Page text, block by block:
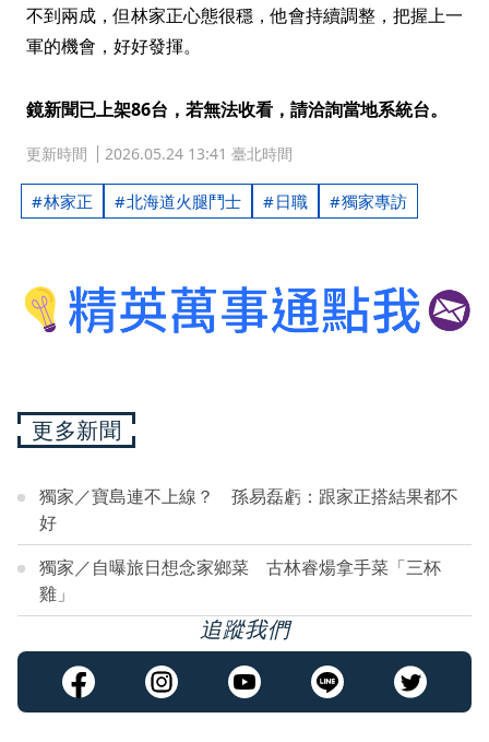
不到兩成，但林家正心態很穩，他會持續調整，把握上一
軍的機會，好好發揮。
鏡新聞已上架86台，若無法收看，請洽詢當地系統台。
更新時間 2026.05.24 13:41 臺北時間
林家正 北海道火腿鬥士 日職 獨家專訪
更多新聞
獨家／寶島連不上線？ 孫易磊虧：跟家正搭結果都不
好
獨家／自曝旅日想念家鄉菜 古林睿煬拿手菜「三杯
雞」
追蹤我們